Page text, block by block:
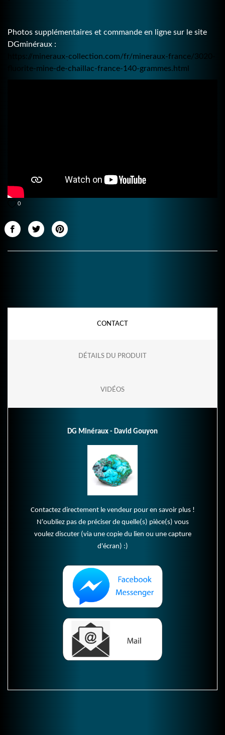
Photos supplémentaires et commande en ligne sur le site
DGminéraux :
https://mineraux-collection.com/fr/mineraux-france/3020-
fluorite-mine-de-chaillac-france-140-grammes.html
0
CONTACT
DÉTAILS DU PRODUIT
VIDÉOS
DG Minéraux - David Gouyon
Contactez directement le vendeur pour en savoir plus !
N'oubliez pas de préciser de quelle(s) pièce(s) vous
voulez discuter (via une copie du lien ou une capture
d'écran) :)